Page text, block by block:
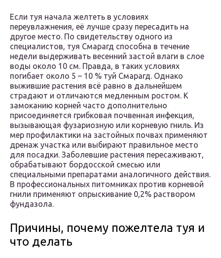
Если туя начала желтеть в условиях
переувлажнения, её лучше сразу пересадить на
другое место. По свидетельству одного из
специалистов, туя Смарагд способна в течение
недели выдерживать весенний застой влаги в слое
воды около 10 см. Правда, в таких условиях
погибает около 5 – 10 % туй Смарагд. Однако
выжившие растения всё равно в дальнейшем
страдают и отличаются медленным ростом. К
замоканию корней часто дополнительно
присоединяется грибковая почвенная инфекция,
вызывающая фузариозную или корневую гниль. Из
мер профилактики на застойных почвах применяют
дренаж участка или выбирают правильное место
для посадки. Заболевшие растения пересаживают,
обрабатывают бордосской смесью или
специальными препаратами аналогичного действия.
В профессиональных питомниках против корневой
гнили применяют опрыскивание 0,2% раствором
фундазола.
Причины, почему пожелтела туя и
что делать